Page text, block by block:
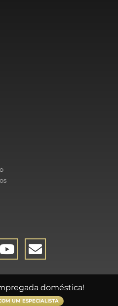
doméstica!
UM ESPECIALISTA